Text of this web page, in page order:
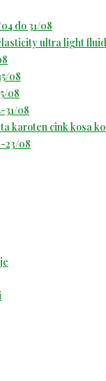
do 31/08
ultra light
08
08
31/08
karoten cink kosa
23/08